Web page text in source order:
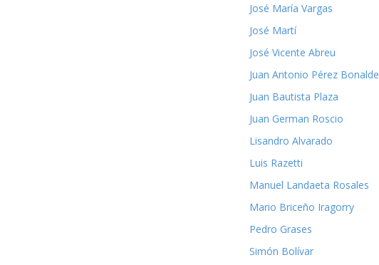
José María Vargas
José Martí
José Vicente Abreu
Juan Antonio Pérez Bonalde
Juan Bautista Plaza
Juan German Roscio
Lisandro Alvarado
Luis Razetti
Manuel Landaeta Rosales
Mario Briceño Iragorry
Pedro Grases
Simón Bolívar